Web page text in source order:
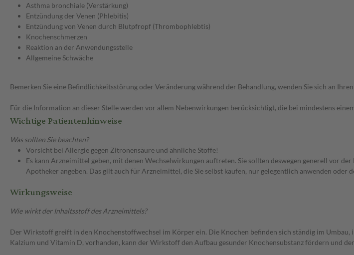
Asthma bronchiale (Verstärkung)
Entzündung der Venen (Phlebitis)
Entzündung von Venen durch Blutpfropf (Thrombophlebtis)
Knochenschmerzen
Reaktion an der Anwendungsstelle
Allgemeine Schwäche
Bemerken Sie eine Befindlichkeitsstörung oder Veränderung während der Behandlung, wenden Sie sich an
Für die Information an dieser Stelle werden vor allem Nebenwirkungen berücksichtigt, die bei mindestens
Wichtige Patientenhinweise
Was sollten Sie beachten?
Vorsicht bei Allergie gegen Zitronensäure und ähnliche Stoffe!
Es kann Arzneimittel geben, mit denen Wechselwirkungen auftreten. Sie sollten deswegen generell vor
Apotheker angeben. Das gilt auch für Arzneimittel, die Sie selbst kaufen, nur gelegentlich anwenden oder
Wirkungsweise
Wie wirkt der Inhaltsstoff des Arzneimittels?
Der Wirkstoff greift in den Knochenstoffwechsel im Körper ein. Die Knochen befinden sich ständig im
Kalzium und Vitamin D, vorhanden, kann der Wirkstoff den Aufbau gesunder Knochensubstanz fördern und